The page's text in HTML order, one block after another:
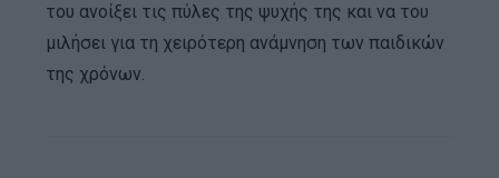
του ανοίξει τις πύλες της ψυχής της και να του
μιλήσει για τη χειρότερη ανάμνηση των παιδικών
της χρόνων.